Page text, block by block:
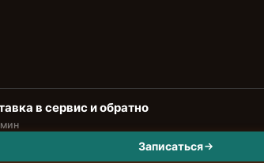
в сервис и обратно
Записаться